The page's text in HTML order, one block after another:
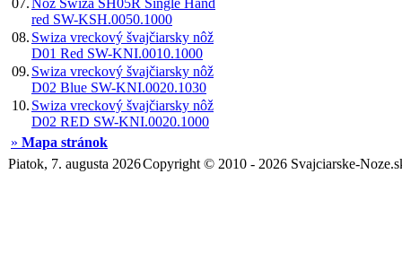
07. Nôž Swiza SH05R Single Hand
red SW-KSH.0050.1000
08. Swiza vreckový švajčiarsky nôž
D01 Red SW-KNI.0010.1000
09. Swiza vreckový švajčiarsky nôž
D02 Blue SW-KNI.0020.1030
10. Swiza vreckový švajčiarsky nôž
D02 RED SW-KNI.0020.1000
» Mapa stránok
Piatok, 7. augusta 2026Copyright © 2010 - 2026 Svajciarske-